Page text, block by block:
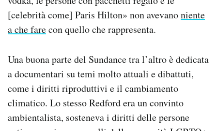
[celebrità come] Paris Hilton» non avevanoniente
a che farecon quello che rappresenta.
Una buona parte del Sundance tra l’altro è dedicata
a documentari su temi molto attuali e dibattuti,
come i diritti riproduttivi e il cambiamento
climatico. Lo stesso Redford era un convinto
ambientalista, sosteneva i diritti delle persone